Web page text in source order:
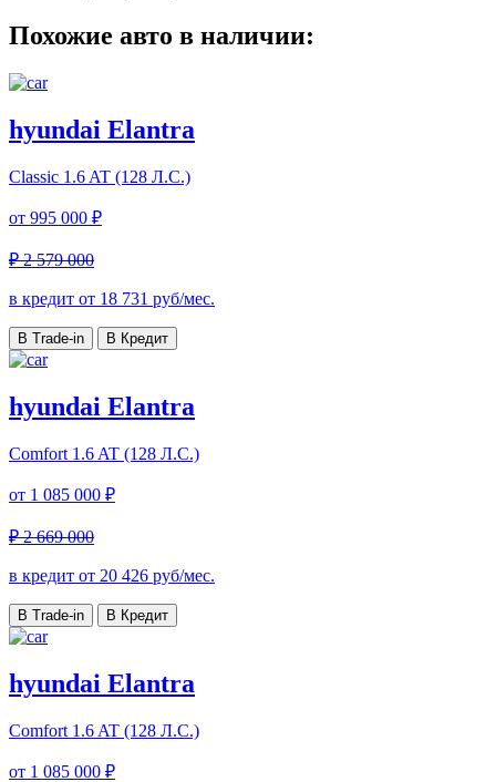
Похожие авто в наличии:
hyundai Elantra
Classic 1.6 AT (128 Л.С.)
от 995 000 ₽
₽ 2 579 000
в кредит от 18 731 руб/мес.
В Trade-in В Кредит
hyundai Elantra
Comfort 1.6 AT (128 Л.С.)
от 1 085 000 ₽
₽ 2 669 000
в кредит от 20 426 руб/мес.
В Trade-in В Кредит
hyundai Elantra
Comfort 1.6 AT (128 Л.С.)
от 1 085 000 ₽